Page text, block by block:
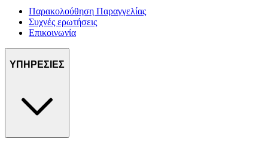
Παρακολούθηση Παραγγελίας
Συχνές ερωτήσεις
Επικοινωνία
ΥΠΗΡΕΣΙΕΣ